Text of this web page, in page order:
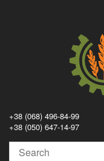
+38 (068) 496-84-99
+38 (050) 647-14-97